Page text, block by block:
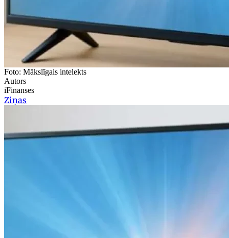
Foto: Mākslīgais intelekts
Autors
iFinanses
Ziņas